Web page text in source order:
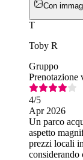
Con
T
Toby R
Gruppo
Prenotazione
4/5
Apr 2026
Un parco
aspetto
prezzi locali
considerando